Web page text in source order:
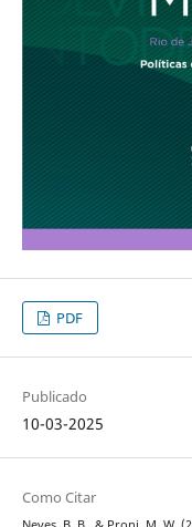
PDF
Publicado
10-03-2025
Como Citar